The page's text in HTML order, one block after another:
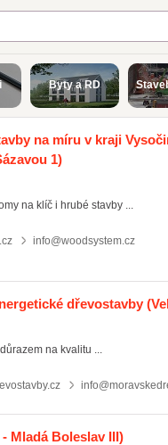
Byty a RD
na míru v kraji
1)
na klíč i hrubé stavby ...
info@woodsystem.cz
dřevostavby
na kvalitu ...
Mladá Boleslav III)